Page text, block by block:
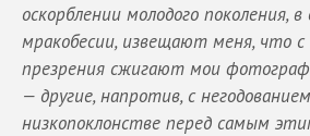
оскорблении молодого поколения,
мракобесии, извещают меня, что
презрения сжигают мои
— другие, напротив, с
низкопоклонстве перед самым